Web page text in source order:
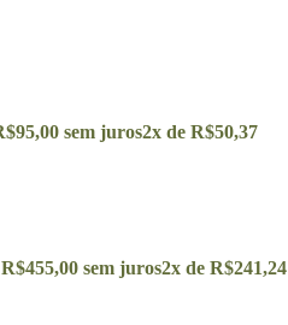
95,00 sem juros2x de R$50,37
R$455,00 sem juros2x de R$241,24